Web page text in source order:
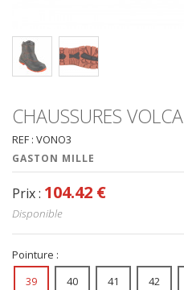
CHAUSSURES VOLCA
REF : VONO3
GASTON MILLE
Prix : 104.42 €
Disponible
Pointure :
39
40 41 42